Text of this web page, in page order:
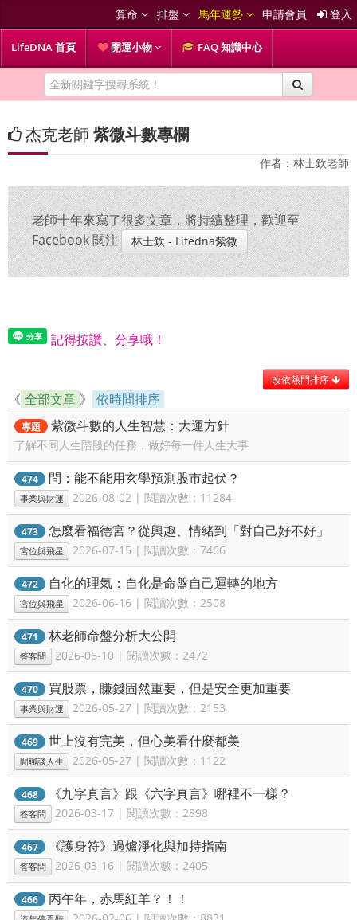
算命 排盤 馬年運勢 申請會員 登入
LifeDNA 首頁 開運小物 FAQ 知識中心
杰克老師 紫微斗數專欄
作者：林士欽老師
老師十年來寫了很多文章，將持續整理，歡迎至
Facebook 關注
林士欽 - Lifedna紫微
記得按讚、分享哦！
改依熱門排序
《 全部文章 》 依時間排序
專題 紫微斗數的人生智慧：大運方針
了解不同人生階段的任務，做好每一件人生大事
474 問：能不能用玄學預測股市起伏？
事業與財運 2026-08-02 | 閱讀次數：11284
473 怎麼看福德宮？從興趣、情緒到「對自己好不好」
宮位與飛星 2026-07-15 | 閱讀次數：7466
472 自化的理氣：自化是命盤自己運轉的地方
宮位與飛星 2026-06-16 | 閱讀次數：2508
471 林老師命盤分析大公開
答客問 2026-06-10 | 閱讀次數：2472
470 買股票，賺錢固然重要，但是安全更加重要
事業與財運 2026-05-27 | 閱讀次數：2153
469 世上沒有完美，但心美看什麼都美
閒聊談人生 2026-05-27 | 閱讀次數：1122
468 《九字真言》跟《六字真言》哪裡不一樣？
答客問 2026-03-17 | 閱讀次數：2898
467 《護身符》過爐淨化與加持指南
答客問 2026-03-16 | 閱讀次數：2405
466 丙午年，赤馬紅羊？！！